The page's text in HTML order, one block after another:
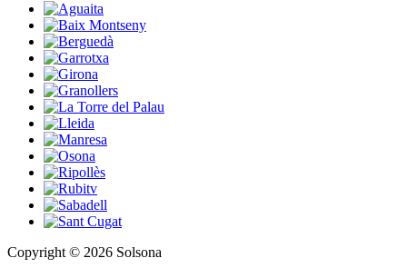
Copyright © 2026 Solsona